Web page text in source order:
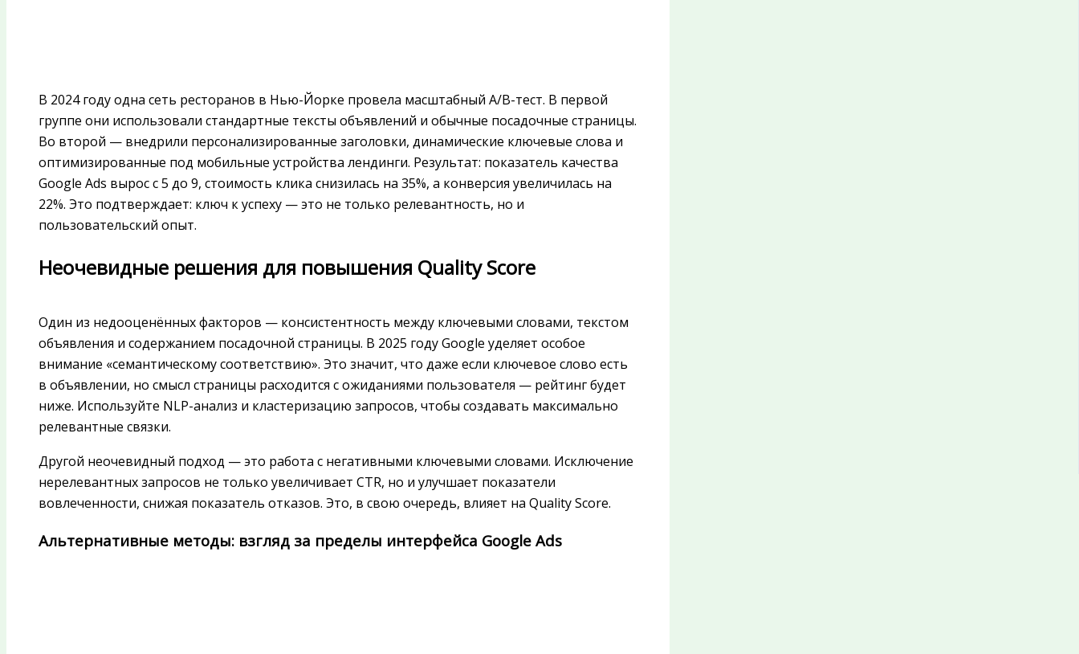
В 2024 году одна сеть ресторанов в Нью-Йорке провела масштабный A/B-тест. В первой
группе они использовали стандартные тексты объявлений и обычные посадочные страницы.
Во второй — внедрили персонализированные заголовки, динамические ключевые слова и
оптимизированные под мобильные устройства лендинги. Результат: показатель качества
Google Ads вырос с 5 до 9, стоимость клика снизилась на 35%, а конверсия увеличилась на
22%. Это подтверждает: ключ к успеху — это не только релевантность, но и
пользовательский опыт.
Неочевидные решения для повышения Quality Score
Один из недооценённых факторов — консистентность между ключевыми словами, текстом
объявления и содержанием посадочной страницы. В 2025 году Google уделяет особое
внимание «семантическому соответствию». Это значит, что даже если ключевое слово есть
в объявлении, но смысл страницы расходится с ожиданиями пользователя — рейтинг будет
ниже. Используйте NLP-анализ и кластеризацию запросов, чтобы создавать максимально
релевантные связки.
Другой неочевидный подход — это работа с негативными ключевыми словами. Исключение
нерелевантных запросов не только увеличивает CTR, но и улучшает показатели
вовлеченности, снижая показатель отказов. Это, в свою очередь, влияет на Quality Score.
Альтернативные методы: взгляд за пределы интерфейса Google Ads